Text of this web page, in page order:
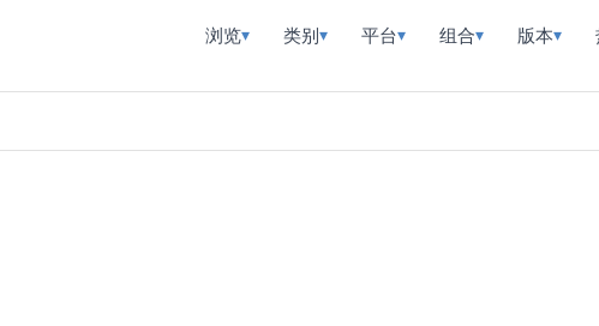
浏览▾ 类别 ▾ 平台▾ 组合▾ 版本▾